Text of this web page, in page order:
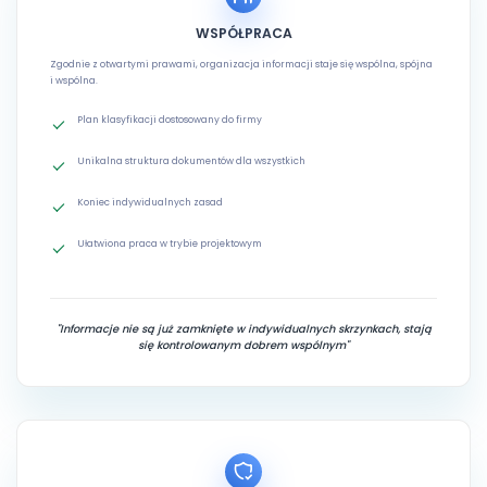
WSPÓŁPRACA
Zgodnie z otwartymi prawami, organizacja informacji staje się wspólna, spójna
i wspólna.
Plan klasyfikacji dostosowany do firmy
Unikalna struktura dokumentów dla wszystkich
Koniec indywidualnych zasad
Ułatwiona praca w trybie projektowym
"Informacje nie są już zamknięte w indywidualnych skrzynkach, stają
się kontrolowanym dobrem wspólnym"